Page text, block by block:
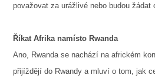
považovat za urážlivé nebo budou žádat
Říkat Afrika namísto Rwanda
Ano, Rwanda se nachází na africkém
přijíždějí do Rwandy a mluví o tom, jak